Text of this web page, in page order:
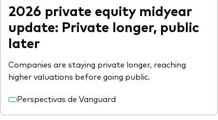
2026 private equity midyear
update: Private longer, public
later
Companies are staying private longer, reaching
higher valuations before going public.
Perspectivas de Vanguard